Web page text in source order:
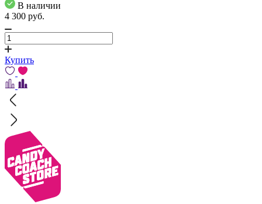
В наличии
4 300 pуб.
Купить